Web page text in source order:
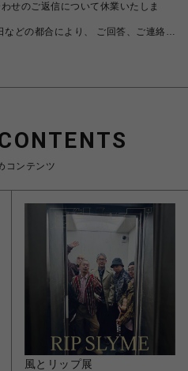
せのご返信について休業いたしま
どの都合により、 ご回答、ご連絡に
度ご購入いただきますようお願いいた
コンテンツ
風とリップ展